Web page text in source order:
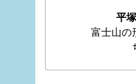
平
富士山の